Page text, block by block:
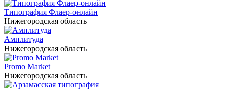
Типография Флаер-онлайн
Нижегородская область
Амплитуда
Нижегородская область
Promo Market
Нижегородская область